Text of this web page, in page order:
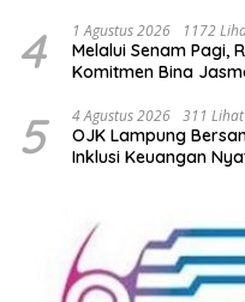
4 1 Agustus 2026 1172
Melalui Senam Pagi,
Komitmen Bina
5 4 Agustus 2026 311 Lihat
OJK Lampung
Inklusi Keuangan